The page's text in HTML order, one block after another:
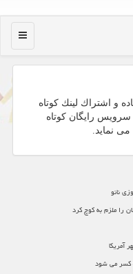
منو
و اشتراك لینك كوتاه
رایگان كوتاه
می نماید.
نانو
را ملزم به کوچ کرد
کسر می شود